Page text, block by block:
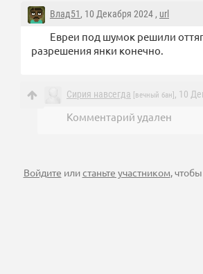
Влад51, 10 Декабря 2024 , url
Евреи под шумок решили
разрешения янки конечно.
Сирия навсегда [вечный бан] , 10
Комментарий удален
Войдите илистаньте участником,